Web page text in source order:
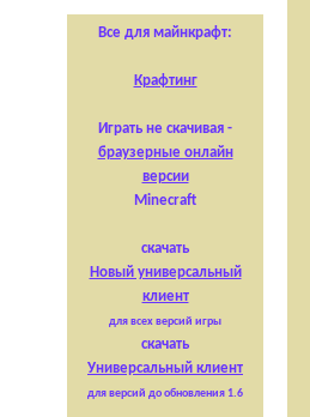
Все для майнкрафт:
Крафтинг
Играть не скачивая -
браузерные онлайн
версии
Minecraft
скачать
Новый универсальный
клиент
для всех версий игры
скачать
Универсальный клиент
для версий до обновления 1.6